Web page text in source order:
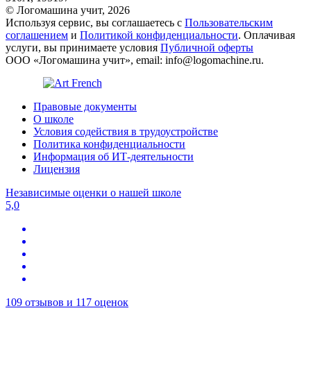
© Логомашина учит, 2026
Используя сервис, вы соглашаетесь с Пользовательским
соглашением и Политикой конфиденциальности. Оплачивая
услуги, вы принимаете условия Публичной оферты
ООО «Логомашина учит», email: info@logomachine.ru.
Правовые документы
О школе
Условия содействия в трудоустройстве
Политика конфиденциальности
Информация об ИТ-деятельности
Лицензия
Независимые оценки о нашей школе
5,0
109 отзывов и 117 оценок